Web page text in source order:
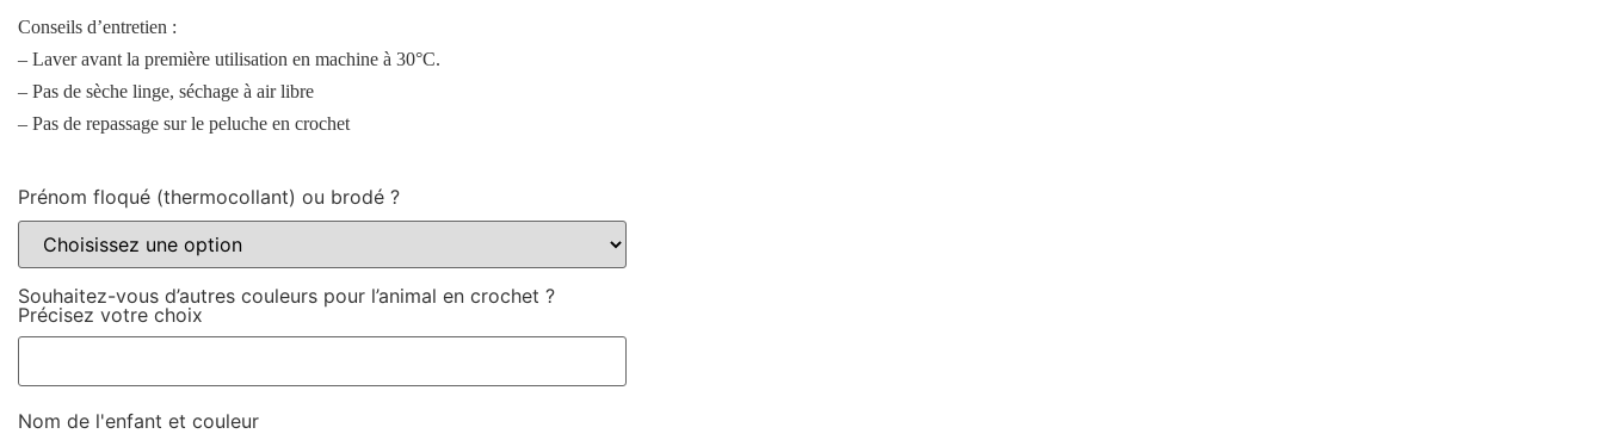
Conseils d’entretien :
– Laver avant la première utilisation en machine à 30°C.
– Pas de sèche linge, séchage à air libre
– Pas de repassage sur le peluche en crochet
Prénom floqué (thermocollant) ou brodé ?
Souhaitez-vous d’autres couleurs pour l’animal en crochet ?
Précisez votre choix
Nom de l'enfant et couleur